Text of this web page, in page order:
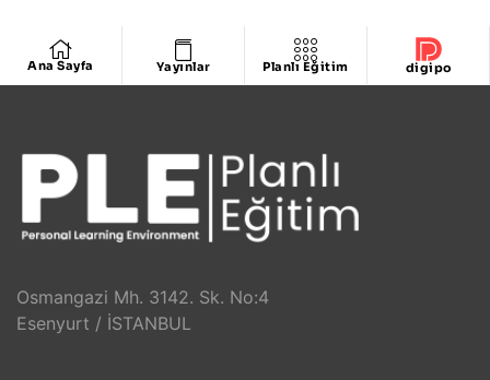
Ana Sayfa Yayınlar Planlı Eğitim digipo
Osmangazi Mh. 3142. Sk. No:4
Esenyurt / İSTANBUL